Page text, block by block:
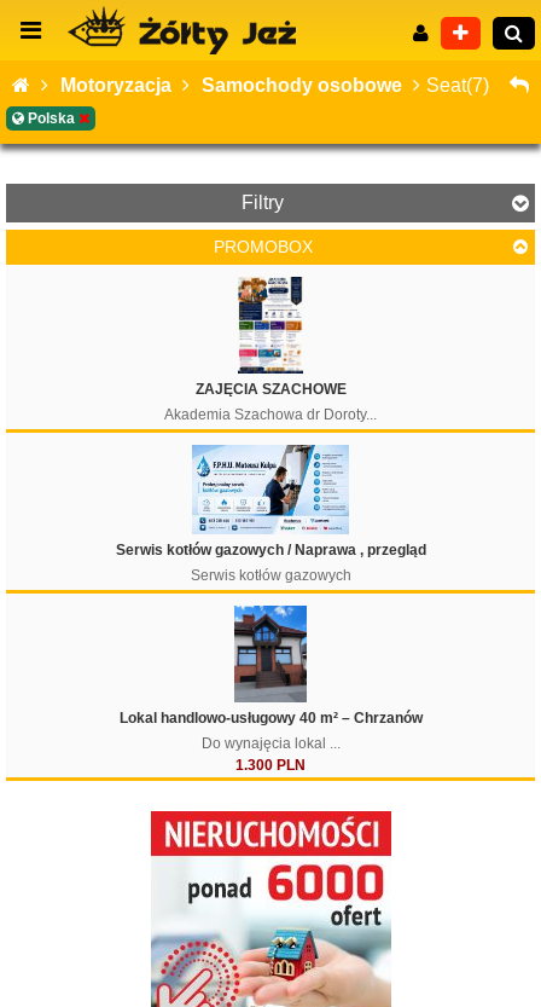
Wyszukiwanie zaawansowane
Motoryzacja Samochody osobowe Seat(7)
Polska
Filtry
Filtruj
PROMOBOX
ZAJĘCIA SZACHOWE
Akademia Szachowa dr Doroty...
Serwis kotłów gazowych / Naprawa , przegląd
Serwis kotłów gazowych
Lokal handlowo-usługowy 40 m² – Chrzanów
Do wynajęcia lokal ...
1.300 PLN